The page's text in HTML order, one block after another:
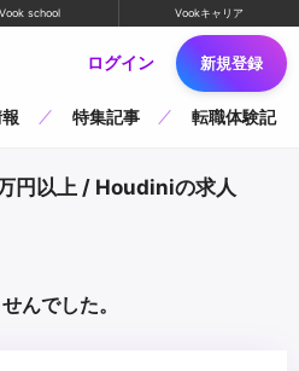
Vook school Vookキャリア
ログイン 新規登録
特集記事 転職体験記
円以上 / Houdiniの求人
んでした。